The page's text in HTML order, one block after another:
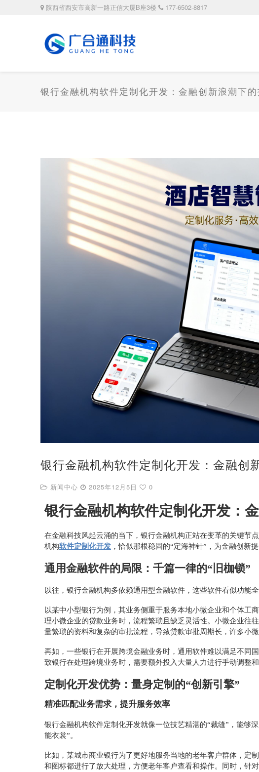
陕西省西安市高新一路正信大厦B座3楼 177-6502-8817
银行金融机构软件定制化开发：金融创新浪潮下的
银行金融机构软件定制化开发：金融创
新闻中心 2025年12月5日 0
银行金融机构软件定制化开发：
在金融科技风起云涌的当下，银行金融机构正站在变革的关键节
机构软件定制化开发 ，恰似那根稳固的“定海神针”，为金融创新
通用金融软件的局限：千篇一律的“旧枷锁”
以往，银行金融机构多依赖通用型金融软件，这些软件看似功能
以某中小型银行为例，其业务侧重于服务本地小微企业和个体工
理小微企业的贷款业务时，流程繁琐且缺乏灵活性。小微企业往
量繁琐的资料和复杂的审批流程，导致贷款审批周期长，许多小
再如，一些银行在开展跨境金融业务时，通用软件难以满足不同
致银行在处理跨境业务时，需要额外投入大量人力进行手动调整
定制化开发优势：量身定制的“创新引擎”
精准匹配业务需求，提升服务效率
银行金融机构软件定制化开发就像一位技艺精湛的“裁缝”，能够
能衣裳”。
比如，某城市商业银行为了更好地服务当地的老年客户群体，定
和图标都进行了放大处理，方便老年客户查看和操作。同时，针